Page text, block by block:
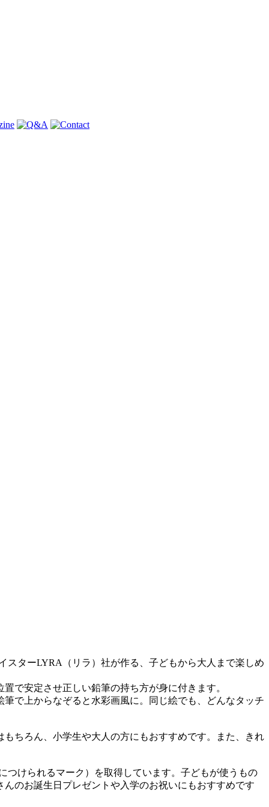
スターLYRA（リラ）社が作る、子どもから大人まで楽しめ
で安定させ正しい鉛筆の持ち方が身に付きます。
で上からなぞると水彩画風に。同じ絵でも、どんなタッチ
ちろん、小学生や大人の方にもおすすめです。また、きれ
つけられるマーク）を取得しています。子どもが使うもの
のお誕生日プレゼントや入学のお祝いにもおすすめです